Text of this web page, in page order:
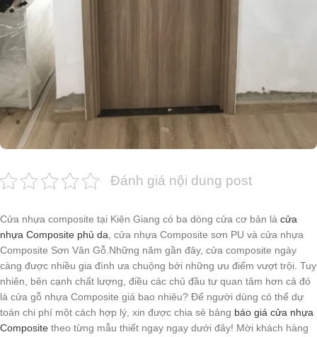
Đánh giá nội dung post
Cửa nhựa composite tại Kiên Giang có ba dòng cửa cơ bản là cửa
nhựa Composite phủ da , cửa nhựa Composite sơn PU và cửa nhựa
Composite Sơn Vân Gỗ.Những năm gần đây, cửa composite ngày
càng được nhiều gia đình ưa chuộng bởi những ưu điểm vượt trội. Tuy
nhiên, bên cạnh chất lượng, điều các chủ đầu tư quan tâm hơn cả đó
là cửa gỗ nhựa Composite giá bao nhiêu? Để người dùng có thể dự
toán chi phí một cách hợp lý, xin được chia sẻ bảng báo giá cửa nhựa
Composite theo từng mẫu thiết ngay ngay dưới đây! Mời khách hàng